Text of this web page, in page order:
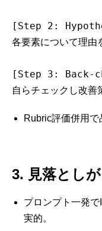
[Step 2:
各要素について理由
[Step 3: Back-
自らチェックし改善
Rubric評価併用で
3. 見落とし
プロンプト一発
実的。